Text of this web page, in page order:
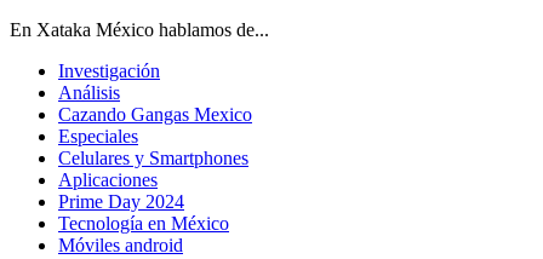
En Xataka México hablamos de...
Investigación
Análisis
Cazando Gangas Mexico
Especiales
Celulares y Smartphones
Aplicaciones
Prime Day 2024
Tecnología en México
Móviles android